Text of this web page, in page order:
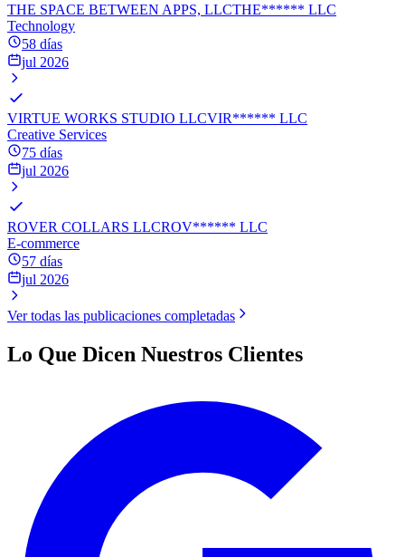
THE SPACE BETWEEN APPS, LLCTHE****** LLC
Technology
58 días
jul 2026
VIRTUE WORKS STUDIO LLCVIR****** LLC
Creative Services
75 días
jul 2026
ROVER COLLARS LLCROV****** LLC
E-commerce
57 días
jul 2026
Ver todas las publicaciones completadas
Lo Que Dicen Nuestros Clientes